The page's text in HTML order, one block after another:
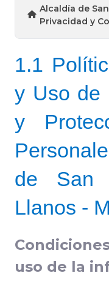
Alcaldía de
Privacidad y
1.1
y Uso de
y
de San
Llanos -
uso de la